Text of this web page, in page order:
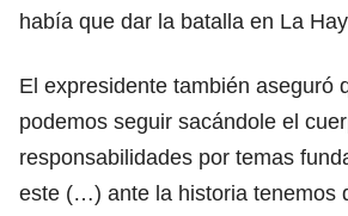
había que dar la batalla en La
El expresidente también aseguró
podemos seguir sacándole el
responsabilidades por temas
este (…) ante la historia tenemos